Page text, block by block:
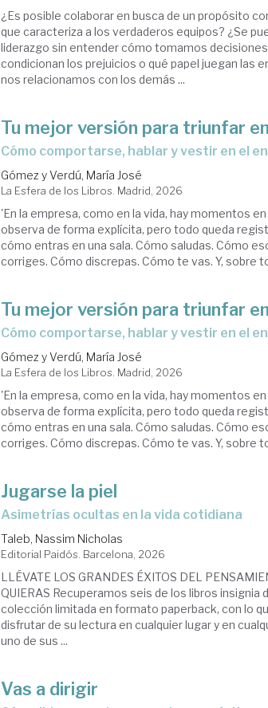
¿Es posible colaborar en busca de un propósito
que caracteriza a los verdaderos equipos? ¿Se
liderazgo sin entender cómo tomamos
condicionan los prejuicios o qué papel juegan las
nos relacionamos con los demás ...
Tu mejor versión para triunfar
Cómo comportarse, hablar y vestir en el
Gómez y Verdú, María José
La Esfera de los Libros. Madrid, 2026
'En la empresa, como en la vida, hay momentos
observa de forma explícita, pero todo queda
cómo entras en una sala. Cómo saludas. Cómo
corriges. Cómo discrepas. Cómo te vas. Y, sobre
Tu mejor versión para triunfar
Cómo comportarse, hablar y vestir en el
Gómez y Verdú, María José
La Esfera de los Libros. Madrid, 2026
'En la empresa, como en la vida, hay momentos
observa de forma explícita, pero todo queda
cómo entras en una sala. Cómo saludas. Cómo
corriges. Cómo discrepas. Cómo te vas. Y, sobre
Jugarse la piel
Asimetrías ocultas en la vida cotidiana
Taleb, Nassim Nicholas
Editorial Paidós. Barcelona, 2026
LLÉVATE LOS GRANDES ÉXITOS DEL
QUIERAS Recuperamos seis de los libros insignia
colección limitada en formato paperback, con lo
disfrutar de su lectura en cualquier lugar y en
uno de sus ...
Vas a dirigir